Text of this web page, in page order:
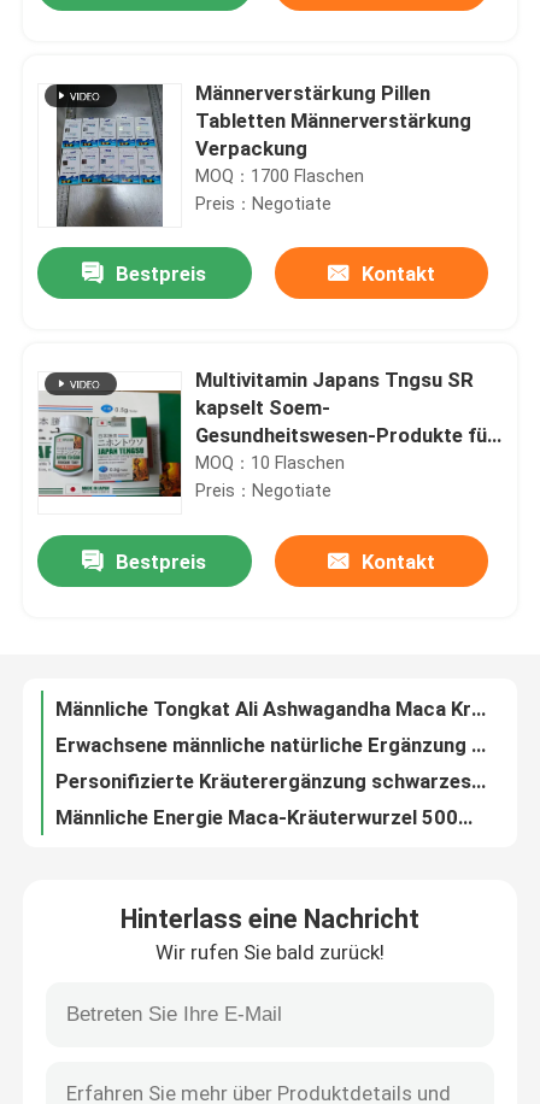
Haus
Produkte
Videos
Fabrik-Ausflug
Qualitätskontrolle
Fordern Sie ein Zitat
Mann-Kräuterergänzungen
Kräuterergänzung Maca
Männerverstärkung Pillen
Tabletten Männerverstärkung
Verpackung
MOQ：1700 Flaschen
Preis：Negotiate
Bestpreis Kontakt
Multivitamin Japans Tngsu SR
kapselt Soem-
Gesundheitswesen-Produkte für
der Körper-Gesundheit der
Männer ein
MOQ：10 Flaschen
Preis：Negotiate
Bestpreis Kontakt
Männliche Tongkat Ali Ashwagandha Maca Kräuterergänzungstablette
Private Label Maca Kräuterergänzung Ginseng Tribulus Maca Kapsel
ERGÄNZUNGS-Hersteller GMP des Maca Soem-Männer bescheinigte Kräuter
Extra starke Ginseng-Maca-Tribulus-Terrestris-Extrakt-Kapseln 1500 mg
Bio-Kräuter-Maca-Pulver-Ergänzungsmittel, Ginseng-Tabletten, 500 mg
Hinterlass eine Nachricht
Wir rufen Sie bald zurück!